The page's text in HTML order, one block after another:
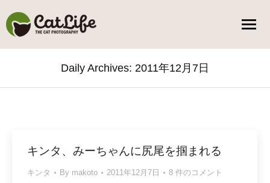
Daily Archives: 2011年12月7日
キンタ、みーちゃんに尻尾を掴まれる
キンタ By makoto 2011年12月7日 8 件のコメント